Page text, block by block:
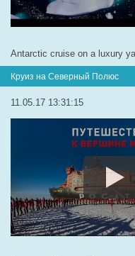
Antarctic cruise on a luxury
Круиз на Северный Полюс
11.05.17 13:31:15